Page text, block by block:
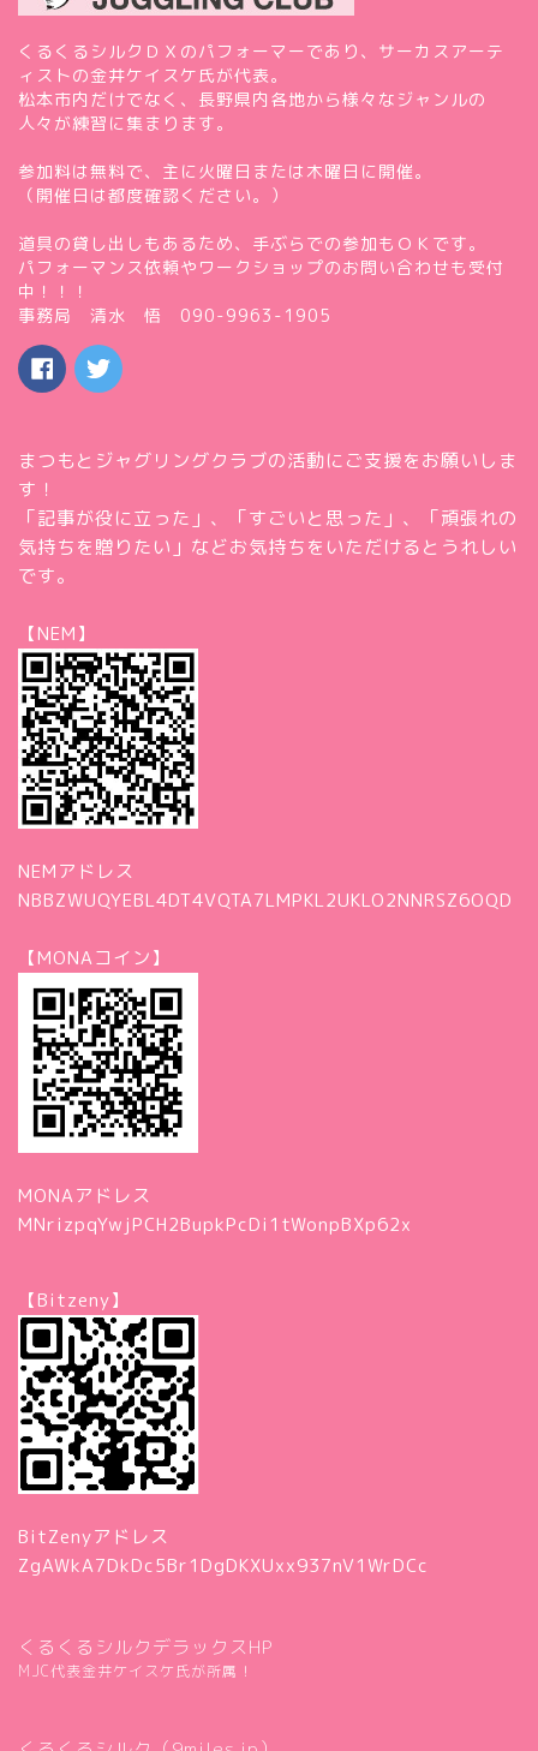
くるくるシルクＤＸのパフォーマーであり、サーカスアーテ
ィストの金井ケイスケ氏が代表。
松本市内だけでなく、長野県内各地から様々なジャンルの
人々が練習に集まります。
参加料は無料で、主に火曜日または木曜日に開催。
（開催日は都度確認ください。）
道具の貸し出しもあるため、手ぶらでの参加もＯＫです。
パフォーマンス依頼やワークショップのお問い合わせも受付
中！！！
事務局 清水 悟 090-9963-1905
まつもとジャグリングクラブの活動にご支援をお願いしま
す！
「記事が役に立った」、「すごいと思った」、「頑張れの
気持ちを贈りたい」などお気持ちをいただけるとうれしい
です。
【NEM】
NEMアドレス
NBBZWUQYEBL4DT4VQTA7LMPKL2UKLO2NNRSZ6OQD
【MONAコイン】
MONAアドレス
MNrizpqYwjPCH2BupkPcDi1tWonpBXp62x
【Bitzeny】
BitZenyアドレス
ZgAWkA7DkDc5Br1DgDKXUxx937nV1WrDCc
くるくるシルクデラックスHP
MJC代表金井ケイスケ氏が所属！